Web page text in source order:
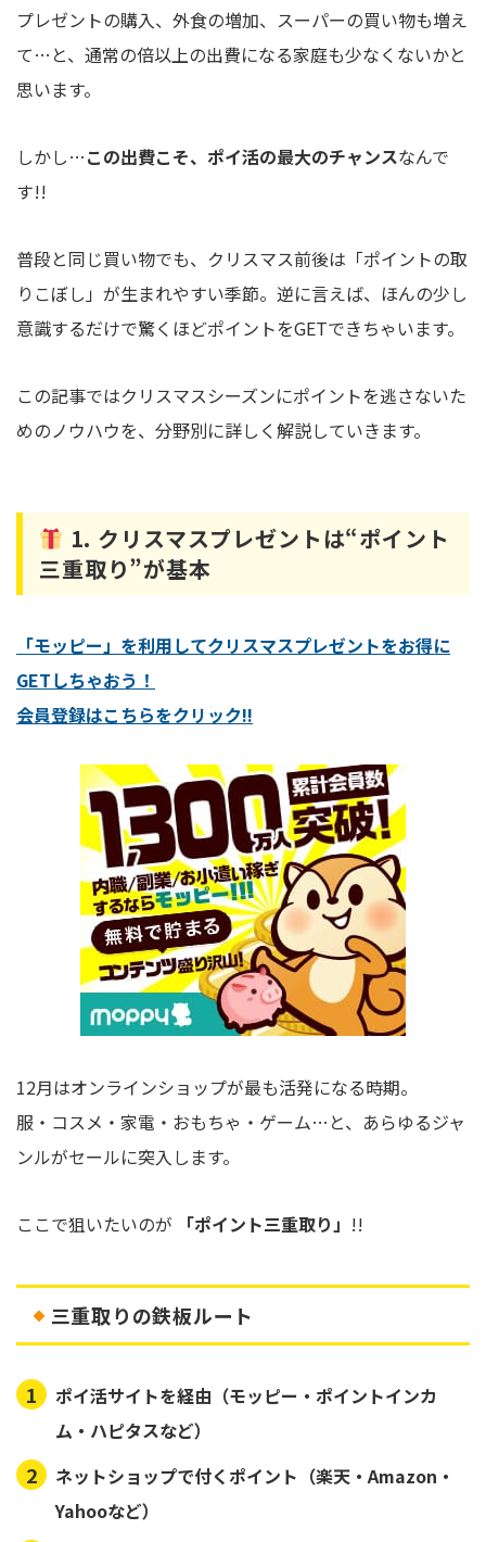
プレゼントの購入、外食の増加、スーパーの買い物も増え
て…と、通常の倍以上の出費になる家庭も少なくないかと
思います。
しかし…この出費こそ、ポイ活の最大のチャンスなんで
す!!
普段と同じ買い物でも、クリスマス前後は「ポイントの取
りこぼし」が生まれやすい季節。逆に言えば、ほんの少し
意識するだけで驚くほどポイントをGETできちゃいます。
この記事ではクリスマスシーズンにポイントを逃さないた
めのノウハウを、分野別に詳しく解説していきます。
1. クリスマスプレゼントは“ポイント
三重取り”が基本
「モッピー」を利用してクリスマスプレゼントをお得に
GETしちゃおう！
会員登録はこちらをクリック!!
12月はオンラインショップが最も活発になる時期。
服・コスメ・家電・おもちゃ・ゲーム…と、あらゆるジャ
ンルがセールに突入します。
ここで狙いたいのが 「ポイント三重取り」 !!
三重取りの鉄板ルート
ポイ活サイトを経由 （モッピー・ポイントインカ
ム・ハピタスなど）
ネットショップで付くポイント （楽天・Amazon・
Yahooなど）